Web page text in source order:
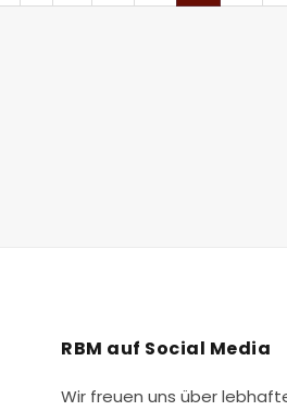
RBM auf Social Media
Wir freuen uns über